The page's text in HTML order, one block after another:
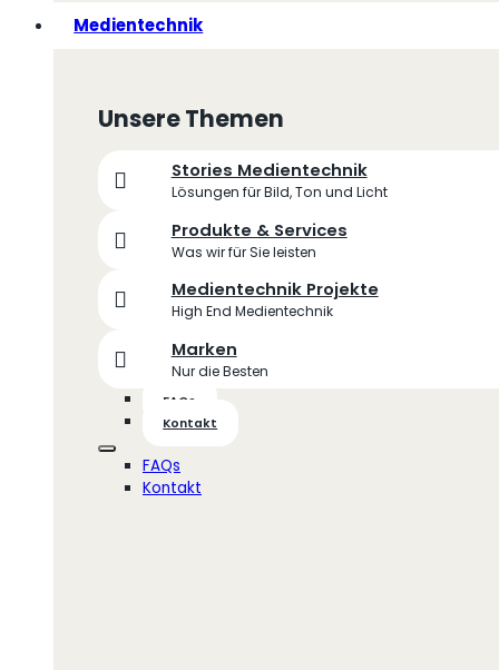
Medientechnik
Unsere Themen
Stories Medientechnik
Lösungen für Bild, Ton und Licht
Produkte & Services
Was wir für Sie leisten
Medientechnik Projekte
High End Medientechnik
Marken
Nur die Besten
FAQs
Kontakt
FAQs
Kontakt